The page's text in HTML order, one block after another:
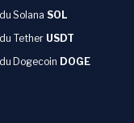
Solana SOL
Tether USDT
Dogecoin DOGE